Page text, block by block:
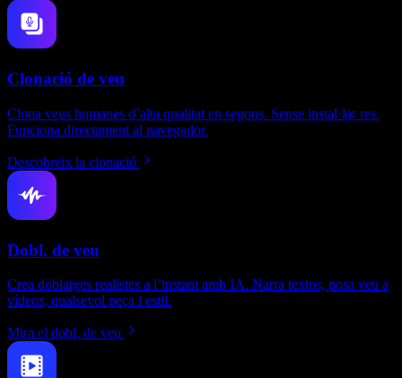
Clonació de veu
Clona veus humanes d’alta qualitat en segons. Sense instal·lar res.
Funciona directament al navegador.
Descobreix la clonació
Dobl. de veu
Crea doblatges realistes a l’instant amb IA. Narra textos, posa veu a
vídeos, qualsevol peça i estil.
Mira el dobl. de veu